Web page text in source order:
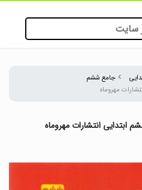
جامع ششم
مهروماه
انتشارات مهروماه